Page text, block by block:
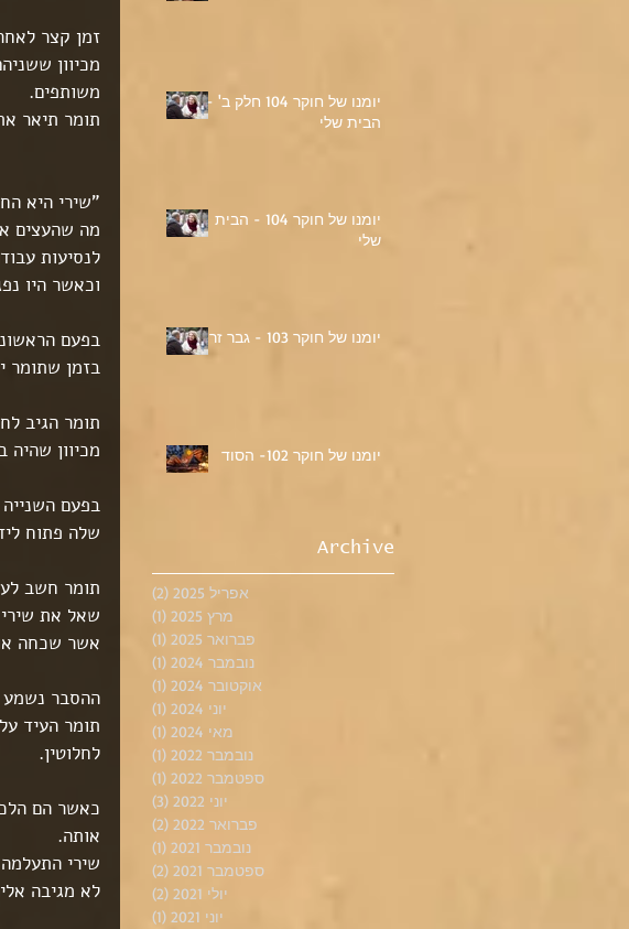
יומנו של חוקר 104 חלק ב' -
הבית שלי
יומנו של חוקר 104 - הבית
שלי
יומנו של חוקר 103 - גבר זר
יומנו של חוקר 102- הסוד
Archive
אפריל 2025 (2)
מרץ 2025
(1)
פברואר 2025
(1)
נובמבר 2024
(1)
אוקטובר 2024
(1)
יוני 2024
(1)
מאי 2024
(1)
נובמבר 2022
(1)
ספטמבר 2022
(1)
יוני 2022
(3)
פברואר 2022
(2)
נובמבר 2021
(1)
ספטמבר 2021
(2)
יולי 2021
(2)
יוני 2021
(1)
זמן קצר
מכיוון
משותפים.
תומר תיאר
"שירי היא
מה שהעצים
לנסיעות
וכאשר היו
בפעם
בזמן שתומר
תומר הגיב
מכיוון
בפעם
שלה פתוח
תומר חשב
שאל את
אשר שכחה
ההסבר נשמע
תומר העיד
לחלוטין.
כאשר הם
אותה.
שירי
לא מגיבה